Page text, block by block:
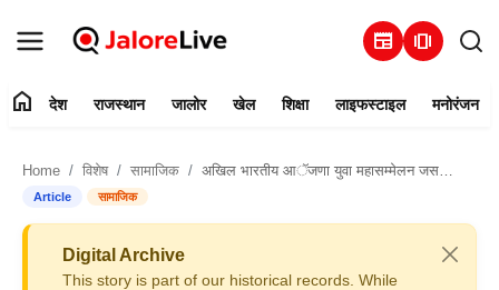
newspaper amp_stories
संपर्क करें
home देश राजस्थान जालोर खेल शिक्षा लाइफस्टाइल मनोरंजन
Home विशेष सामाजिक अखिल भारतीय आॅजणा युवा महासम्मेलन जसवंतपुरा मे 3 दिसंबर से शुरू
Article सामाजिक
Digital Archive
This story is part of our historical records. While